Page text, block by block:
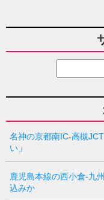
名神の京都南IC-高槻
い」
鹿児島本線の西小倉-九
込みか